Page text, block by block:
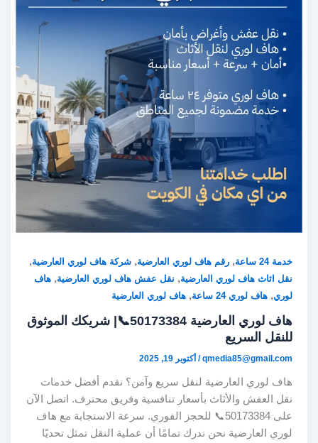
خدمة 24 ساعة ,رقم هاف لوري العارضية,شركة هاف لوري العارضية,
نقل اثاث هاف لوري العارضية, نقل عفش هاف لوري العارضية,هاف
لوري,هاف لوري 24 ساعة ,هاف لوري العارضية
هاف لوري العارضية 50173384📞| شريكك الموثوق
للنقل السريع
qmedia85@gmail.com
/ أكتوبر 19, 2025
هاف لوري العارضية لنقل سريع وآمن؟ نقدم أفضل خدمات
نقل العفش والأثاث بأسعار تنافسية وفريق محترف. اتصل الآن
على 50173384📞 للحجز الفوري. سرعة الاستجابة مع هاف
لوري العارضية نحن ندرك تمامًا أن عملية النقل تمثل تحديًا